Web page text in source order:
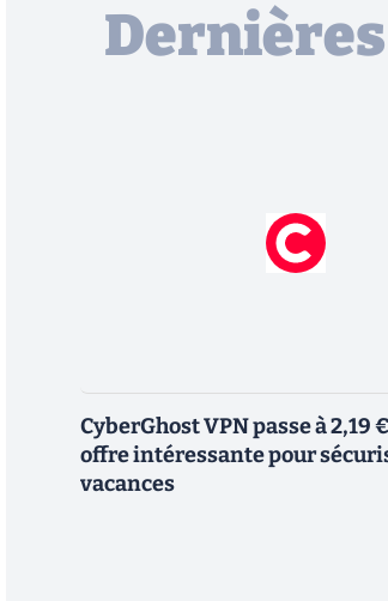
CyberGhost VPN passe à 2,19
offre intéressante pour
vacances